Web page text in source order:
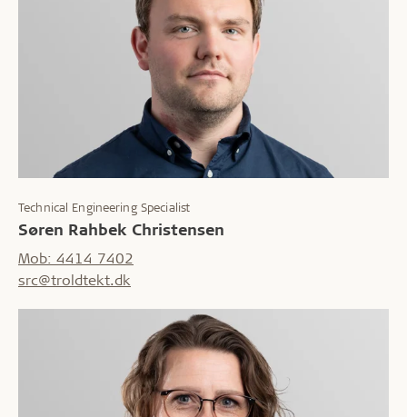
Technical Engineering Specialist
Søren Rahbek Christensen
Mob: 4414 7402
src@troldtekt.dk